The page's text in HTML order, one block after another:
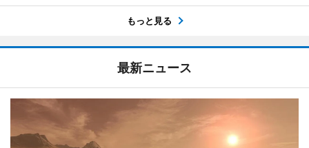
もっと見る
最新ニュース